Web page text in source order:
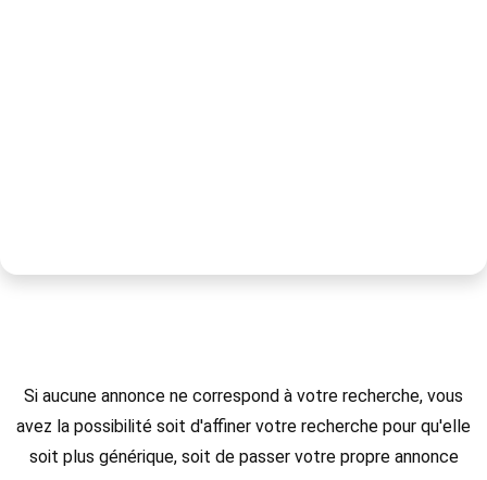
Si aucune annonce ne correspond à votre recherche, vous
avez la possibilité soit d'affiner votre recherche pour qu'elle
soit plus générique, soit de passer votre propre annonce